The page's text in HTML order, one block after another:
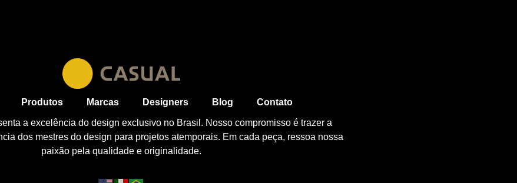
Produtos Marcas Designers Blog Contato
a excelência do design exclusivo no Brasil. Nosso compromisso é trazer a
dos mestres do design para projetos atemporais. Em cada peça, ressoa nossa
paixão pela qualidade e originalidade.